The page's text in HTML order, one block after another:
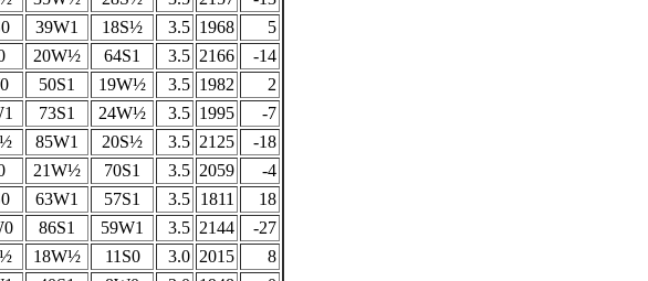
39W1 18S½ 3.5 1968
5
20W½ 64S1 3.5 2166
-14
50S1 19W½ 3.5 1982
2
73S1 24W½ 3.5 1995
-7
85W1 20S½ 3.5 2125
-18
21W½ 70S1 3.5 2059
-4
63W1 57S1 3.5 1811
18
86S1 59W1 3.5 2144
-27
18W½ 11S0 3.0 2015
8